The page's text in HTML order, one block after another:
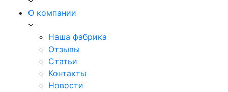
О компании
Наша фабрика
Отзывы
Статьи
Контакты
Новости